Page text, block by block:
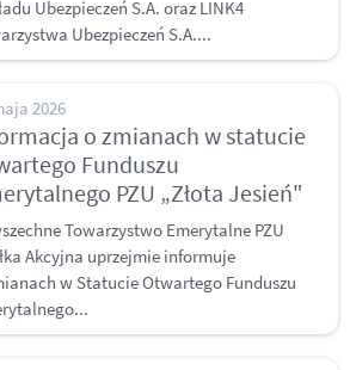
Ubezpieczeń S.A. oraz LINK4
Ubezpieczeń S.A....
2026
o zmianach w statucie
Funduszu
PZU „Złota Jesień"
Towarzystwo Emerytalne PZU
Akcyjna uprzejmie informuje
w Statucie Otwartego Funduszu